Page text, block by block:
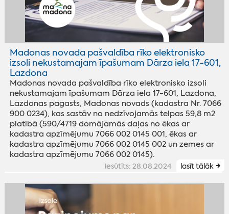
Madonas novada pašvaldība rīko elektronisko
izsoli nekustamajam īpašumam Dārza iela 17-601,
Lazdona
Madonas novada pašvaldība rīko elektronisko izsoli
nekustamajam īpašumam Dārza iela 17-601, Lazdona,
Lazdonas pagasts, Madonas novads (kadastra Nr. 7066
900 0234), kas sastāv no nedzīvojamās telpas 59,8 m2
platībā (590/4719 domājamās daļas no ēkas ar
kadastra apzīmējumu 7066 002 0145 001, ēkas ar
kadastra apzīmējumu 7066 002 0145 002 un zemes ar
kadastra apzīmējumu 7066 002 0145).
iesūtīts: 28.08.2024 lasīt tālāk